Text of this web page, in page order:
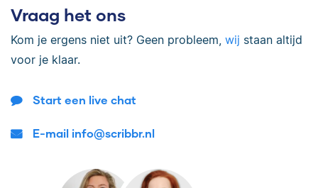
Vraag het ons
Kom je ergens niet uit? Geen probleem, wij staan altijd
voor je klaar.
Start een live chat
E-mail info@scribbr.nl